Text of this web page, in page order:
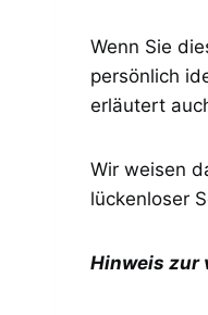
Wenn Sie
persönlich
erläutert
Wir weisen
lückenloser
Hinweis zur